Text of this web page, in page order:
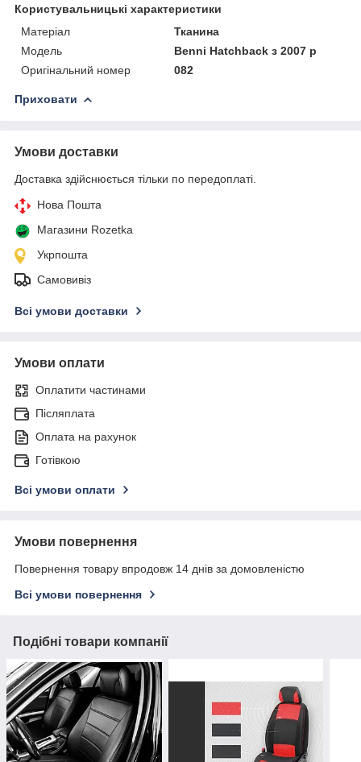
Користувальницькі характеристики
Матеріал
Тканина
Модель
Benni Hatchback з 2007 р
Оригінальний номер
082
Приховати
Умови доставки
Доставка здійснюється тільки по передоплаті.
Нова Пошта
Магазини Rozetka
Укрпошта
Самовивіз
Всі умови доставки
Умови оплати
Оплатити частинами
Післяплата
Оплата на рахунок
Готівкою
Всі умови оплати
Умови повернення
Повернення товару впродовж 14 днів за домовленістю
Всі умови повернення
Подібні товари компанії